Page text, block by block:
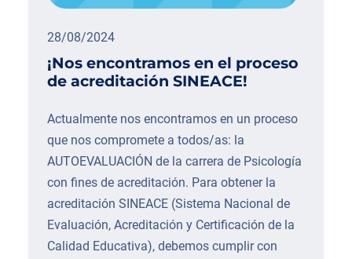
28/08/2024
¡Nos encontramos en el proceso
de acreditación SINEACE!
Actualmente nos encontramos en un proceso
que nos compromete a todos/as: la
AUTOEVALUACIÓN de la carrera de Psicología
con fines de acreditación. Para obtener la
acreditación SINEACE (Sistema Nacional de
Evaluación, Acreditación y Certificación de la
Calidad Educativa), debemos cumplir con